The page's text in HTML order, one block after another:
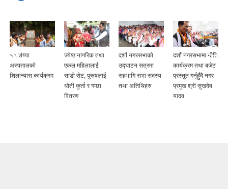
१५ शैय्या
अस्पतालको
शिलान्यास कार्यक्रम
ज्येष्ठ नागरिक तथा
एकल महिलालाई
साडी सेट, पुरूषलाई
धोती कुर्ता र गम्छा
वितरण
दशौं नगरसभाको
उद्घाटन सत्रमा
सहभागि सभा सदस्य
तथा अतिथिहरु
दशौं नगरसभामा नीति
कार्यक्रम तथा बजेट
प्रस्तुत गर्नुहुँदै नगर
प्रमुख श्री सुखदेव
यादव